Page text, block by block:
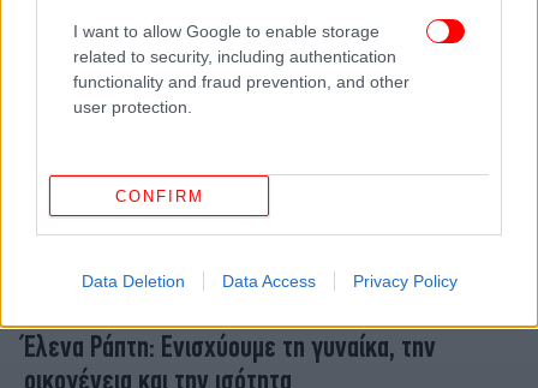
I want to allow Google to enable storage
related to security, including authentication
functionality and fraud prevention, and other
user protection.
CONFIRM
Data Deletion Data Access Privacy Policy
Έλενα Ράπτη: Ενισχύουμε τη γυναίκα, την
οικογένεια και την ισότητα